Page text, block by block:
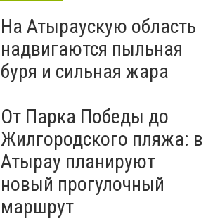
На Атыраускую область
надвигаются пыльная
буря и сильная жара
От Парка Победы до
Жилгородского пляжа: в
Атырау планируют
новый прогулочный
маршрут